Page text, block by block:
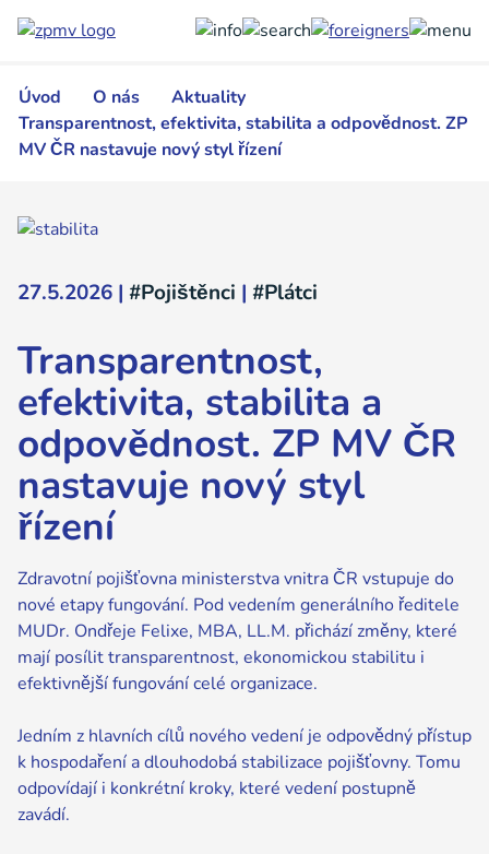
Přejít
obsahu
Úvod O nás
Aktuality
Transparentnost, efektivita, stabilita a odpovědnost. ZP
MV ČR nastavuje nový styl řízení
27.5.2026 | #Pojištěnci | #Plátci
Transparentnost,
efektivita, stabilita a
odpovědnost. ZP MV ČR
nastavuje nový styl
řízení
Zdravotní pojišťovna ministerstva vnitra ČR vstupuje do
nové etapy fungování. Pod vedením generálního ředitele
MUDr. Ondřeje Felixe, MBA, LL.M. přichází změny, které
mají posílit transparentnost, ekonomickou stabilitu i
efektivnější fungování celé organizace.
Jedním z hlavních cílů nového vedení je odpovědný přístup
k hospodaření a dlouhodobá stabilizace pojišťovny. Tomu
odpovídají i konkrétní kroky, které vedení postupně
zavádí.